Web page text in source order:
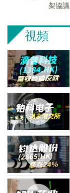
架協議
視頻